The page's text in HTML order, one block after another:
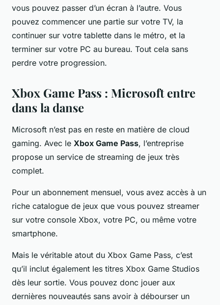
vous pouvez passer d’un écran à l’autre. Vous
pouvez commencer une partie sur votre TV, la
continuer sur votre tablette dans le métro, et la
terminer sur votre PC au bureau. Tout cela sans
perdre votre progression.
Xbox Game Pass : Microsoft entre
dans la danse
Microsoft n’est pas en reste en matière de cloud
gaming. Avec le Xbox Game Pass, l’entreprise
propose un service de streaming de jeux très
complet.
Pour un abonnement mensuel, vous avez accès à un
riche catalogue de jeux que vous pouvez streamer
sur votre console Xbox, votre PC, ou même votre
smartphone.
Mais le véritable atout du Xbox Game Pass, c’est
qu’il inclut également les titres Xbox Game Studios
dès leur sortie. Vous pouvez donc jouer aux
dernières nouveautés sans avoir à débourser un